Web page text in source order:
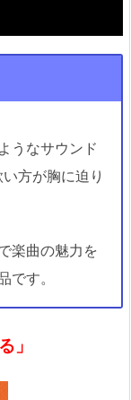
うなサウンド
方が胸に迫り
楽曲の魅力を
です。
」